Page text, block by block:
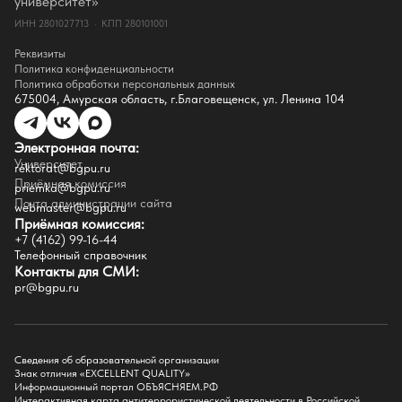
Документы
Контакты
Сведения о доходах
Доступная среда
Инфраструктура
Противодествие коррупции
Противодействие терроризму
Целевой капитал
Часто задаваемые вопросы
Внутренний сайт
Факультеты
Естественно-географический факультет
Историко-филологический факультет
Факультет иностранных языков
Факультет педагогики и психологии
Факультет физической культуры и спорта
Подготовительное отделение для иностранных граждан
Поступление
Приемная комиссия
ИНН 2801027713 · КПП 280101001
Реквизиты
Политика конфиденциальности
Политика обработки персональных данных
675004, Амурская область, г.Благовещенск, ул. Ленина 104
Электронная почта:
Университет
rektorat@bgpu.ru
Приёмная комиссия
priemka@bgpu.ru
Почта администрации сайта
webmaster@bgpu.ru
Приёмная комиссия:
+7 (4162) 99-16-44
Телефонный справочник
Контакты для СМИ:
pr@bgpu.ru
Сведения об образовательной организации
Знак отличия «EXCELLENT QUALITY»
Информационный портал ОБЪЯСНЯЕМ.РФ